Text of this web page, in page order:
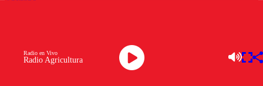
Radio Agricultura
Radio en Vivo